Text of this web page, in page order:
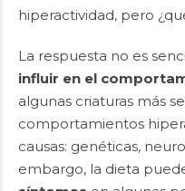
hiperactividad, pero
La respuesta no es
influir en el
algunas criaturas más
comportamientos
causas: genéticas,
embargo, la dieta